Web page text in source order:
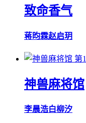
致命香气
蒋昀霖赵启玥
第
神兽麻将馆
李晨浩白柳汐